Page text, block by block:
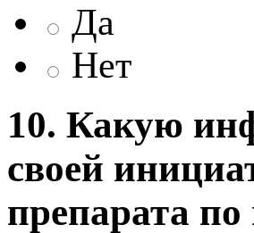
Да
Нет
10. Какую
своей
препарата